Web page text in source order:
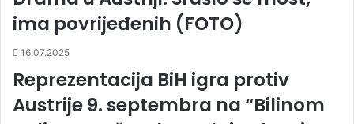
ima povrijeđenih (FOTO)
16.07.2025
Reprezentacija BiH igra protiv
Austrije 9. septembra na “Bilinom